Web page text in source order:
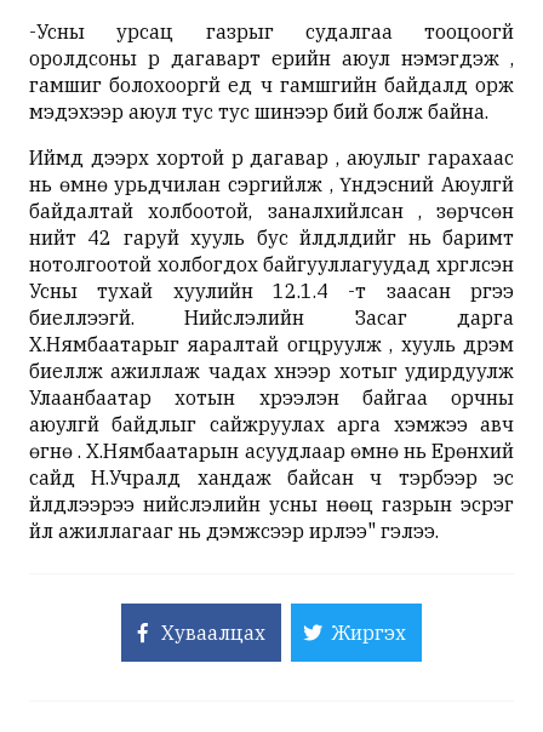
-Усны урсац газрыг судалгаа тооцоогүй
оролдсоны үр дагаварт үерийн аюул нэмэгдэж ,
гамшиг болохооргүй үед ч гамшгийн байдалд орж
мэдэхээр аюул тус тус шинээр бий болж байна.
Иймд дээрх хортой үр дагавар , аюулыг гарахаас
нь өмнө урьдчилан сэргийлж , Үндэсний Аюулгүй
байдалтай холбоотой, заналхийлсан , зөрчсөн
нийт 42 гаруй хууль бус үйлдлүүдийг нь баримт
нотолгоотой холбогдох байгууллагуудад хүргүүлсэн
Усны тухай хуулийн 12.1.4 -т заасан үүргээ
биелүүлээгүй. Нийслэлийн Засаг дарга
Х.Нямбаатарыг яаралтай огцруулж , хууль дүрэм
биелүүлж ажиллаж чадах хүнээр хотыг удирдуулж
Улаанбаатар хотын хүрээлэн байгаа орчны
аюулгүй байдлыг сайжруулах арга хэмжээ авч
өгнө үү. Х.Нямбаатарын асуудлаар өмнө нь Ерөнхий
сайд Н.Учралд хандаж байсан ч тэрбээр эс
үйлдлээрээ нийслэлийн усны нөөц газрын эсрэг
үйл ажиллагааг нь дэмжсээр ирлээ" гэлээ.
Хуваалцах Жиргэх